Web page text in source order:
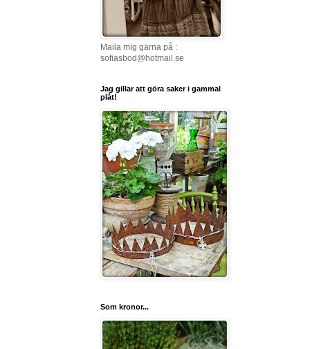
Maila mig gärna på :
sofiasbod@hotmail.se
Jag gillar att göra saker i gammal
plåt!
Som kronor...